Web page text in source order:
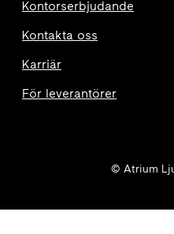
Kontorserbjudande
Kontakta oss
Karriär
För leverantörer
© Atrium